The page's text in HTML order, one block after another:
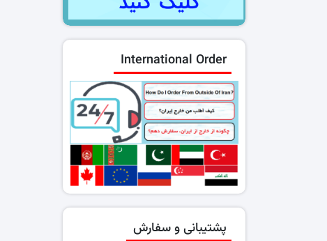
International Order
پشتیبانی و سفارش